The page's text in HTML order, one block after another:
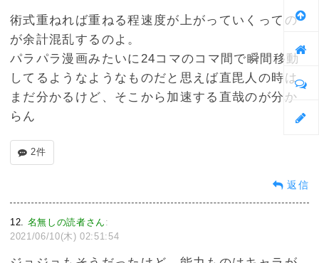
術式重ねれば重ねる程速度が上がっていくっての
が余計混乱するのよ。
パラパラ漫画みたいに24コマのコマ間で瞬間移動
してるようなようなものだと思えば直毘人の時は
まだ分かるけど、そこから加速する直哉のが分か
らん
2件
返信
12 名無しの読者さん :
2021/06/10(木) 02:51:54